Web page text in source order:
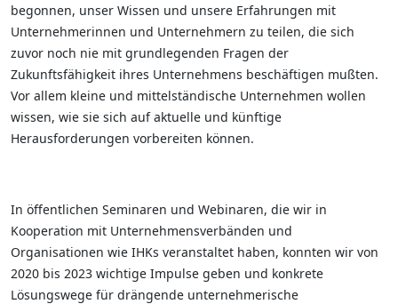
begonnen, unser Wissen und unsere Erfahrungen mit
Unternehmerinnen und Unternehmern zu teilen, die sich
zuvor noch nie mit grundlegenden Fragen der
Zukunftsfähigkeit ihres Unternehmens beschäftigen mußten.
Vor allem kleine und mittelständische Unternehmen wollen
wissen, wie sie sich auf aktuelle und künftige
Herausforderungen vorbereiten können.
In öffentlichen Seminaren und Webinaren, die wir in
Kooperation mit Unternehmensverbänden und
Organisationen wie IHKs veranstaltet haben, konnten wir von
2020 bis 2023 wichtige Impulse geben und konkrete
Lösungswege für drängende unternehmerische